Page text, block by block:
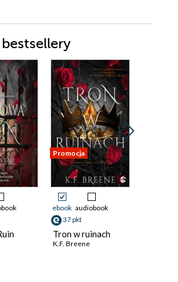
Promocja
ebook audiobook
37 pkt
Tron w ruinach
K.F. Breene